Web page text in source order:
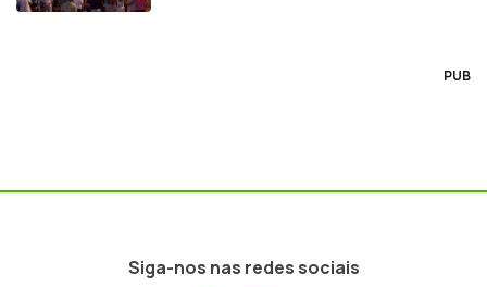
PUB
Siga-nos nas redes sociais